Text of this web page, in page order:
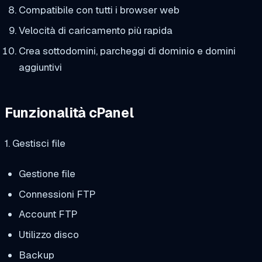
Compatibile con tutti i browser web
Velocità di caricamento più rapida
Crea sottodomini, parcheggi di dominio e domini
aggiuntivi
Funzionalità cPanel
1. Gestisci file
Gestione file
Connessioni FTP
Account FTP
Utilizzo disco
Backup